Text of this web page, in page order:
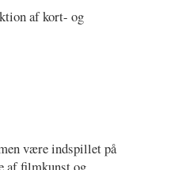
af kort- og
være indspillet på
af filmkunst og